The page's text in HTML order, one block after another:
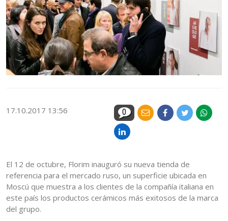
17.10.2017 13:56 0
El 12 de octubre, Florim inauguró su nueva tienda de
referencia para el mercado ruso, un superficie ubicada en
Moscú que muestra a los clientes de la compañía italiana en
este país los productos cerámicos más exitosos de la marca
del grupo.